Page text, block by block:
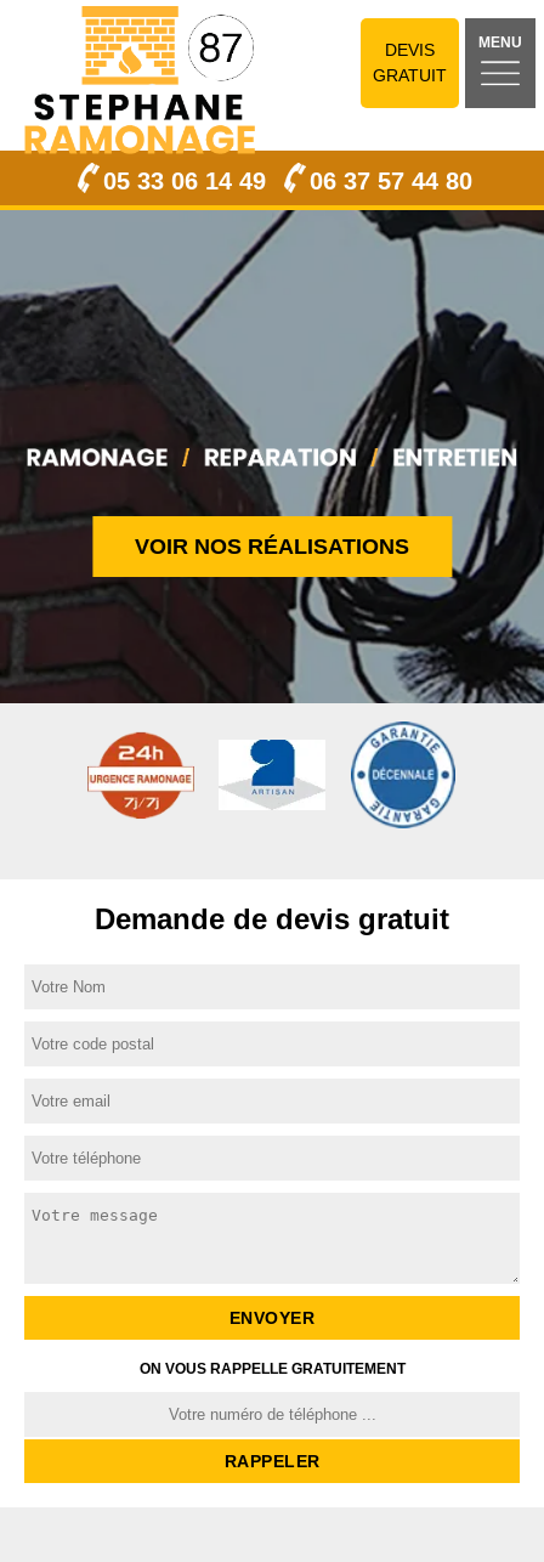
DEVIS
GRATUIT
MENU
05 33 06 14 49 06 37 57 44 80
VOIR NOS RÉALISATIONS
Demande de devis gratuit
ON VOUS RAPPELLE GRATUITEMENT